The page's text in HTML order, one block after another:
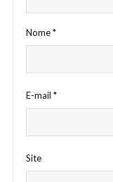
Nome*
E-mail *
Site